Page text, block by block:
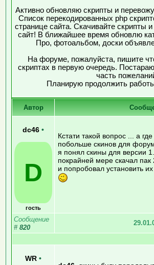
Активно обновляю скрипты и
Список перекодированных php
странице сайта. Скачивайте скрипты
сайт! В ближайшее время обновлю
Про, фотоальбом, доски
На форуме, пожалуйста, пишите
скриптах в первую очередь.
часть
Планирую продолжить
Автор
dc46 •
D
гость
Кстати такой вопрос ... а
побольше скинов для
я понял скины для версии
покрайней мере скачал
и попробовал установить
Сообщение
# 820
WR •